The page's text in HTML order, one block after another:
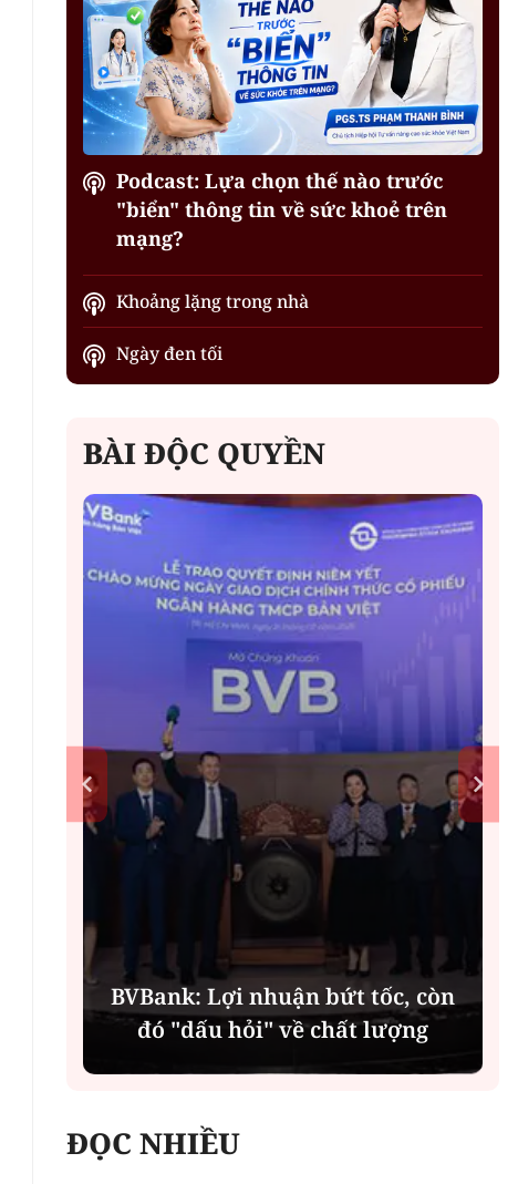
Podcast: Lựa chọn thế nào trước
"biển" thông tin về sức khoẻ trên
mạng?
Khoảng lặng trong nhà
Ngày đen tối
BÀI ĐỘC QUYỀN
BVBank: Lợi nhuận bứt tốc, còn
đó "dấu hỏi" về chất lượng
ĐỌC NHIỀU